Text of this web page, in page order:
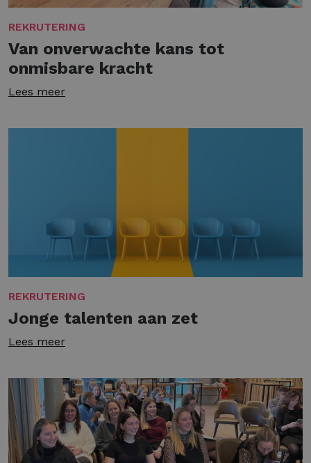
REKRUTERING
Van onverwachte kans tot
onmisbare kracht
Lees meer
REKRUTERING
Jonge talenten aan zet
Lees meer